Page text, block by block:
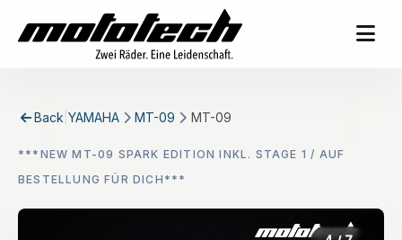
Back YAMAHA MT-09 MT-09
***NEW MT-09 SPARK EDITION INKL. STAGE 1 / AUF
BESTELLUNG FÜR DICH***